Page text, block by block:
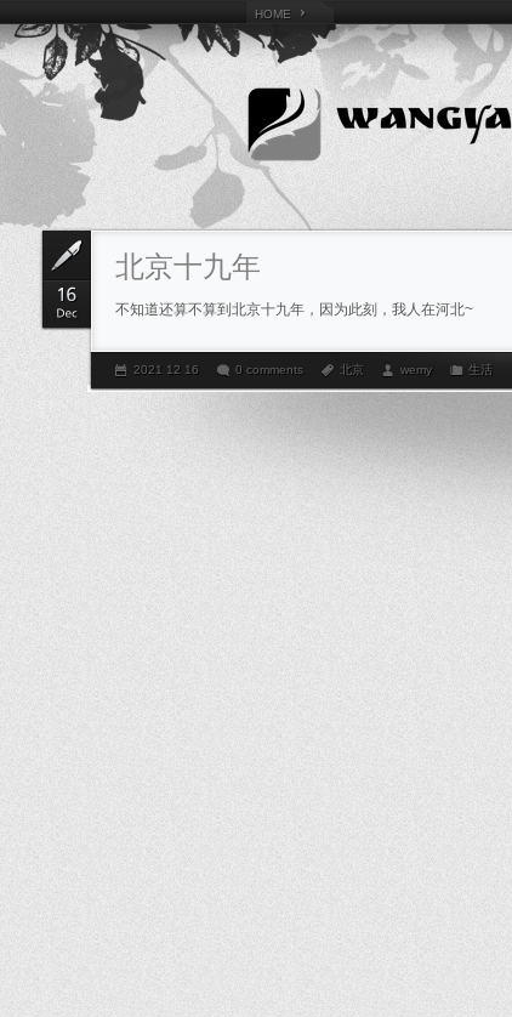
HOME
北京十九年
不知道还算不算到北京十九年，因为此刻，我人在河北~
2021 12 16 0 comments 北京 wemy 生活